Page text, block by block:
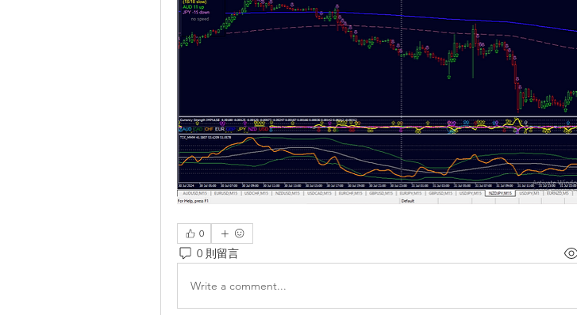
0
0 則留言
Write a comment...